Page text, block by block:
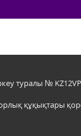
туралы №
құқықтары